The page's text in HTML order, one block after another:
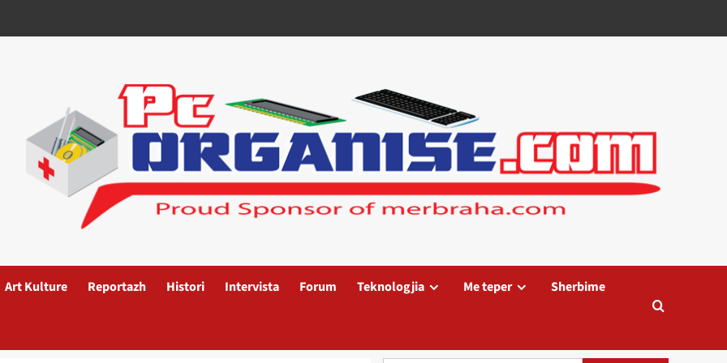
Art Kulture Reportazh Histori Intervista Forum Teknologjia Me teper Sherbime